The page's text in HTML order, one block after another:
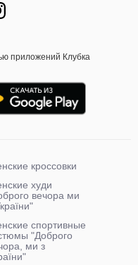
приложений Клубка
кроссовки
худи
вечора ми
спортивные
"Доброго
ми з